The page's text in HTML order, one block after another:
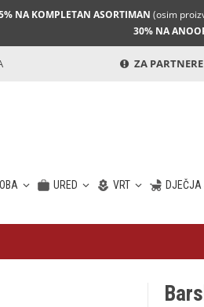
NA KOMPLETAN ASORTIMAN (osim
30% NA
ZA PARTNERE
URED VRT DJEČJA